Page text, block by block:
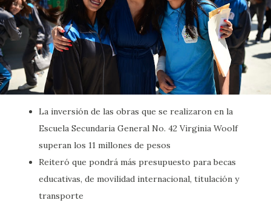
La inversión de las obras que se realizaron en la
Escuela Secundaria General No. 42 Virginia Woolf
superan los 11 millones de pesos
Reiteró que pondrá más presupuesto para becas
educativas, de movilidad internacional, titulación y
transporte